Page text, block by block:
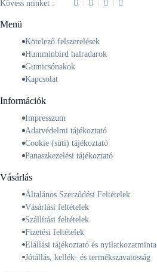
Kövess minket :
Menü
Kötelező felszerelések
Humminbird halradarok
Gumicsónakok
Kapcsolat
Információk
Impresszum
Adatvédelmi tájékoztató
Cookie (süti) tájékoztató
Panaszkezelési tájékoztató
Vásárlás
Általános Szerződési Feltételek
Vásárlási feltételek
Szállítási feltételek
Fizetési feltételek
Elállási tájékoztató és nyilatkozatminta
Jótállás, kellék- és termékszavatosság